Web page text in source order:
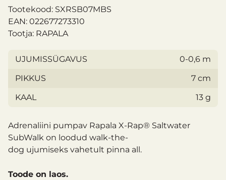
Tootekood: SXRSB07MBS
EAN: 022677273310
Tootja: RAPALA
UJUMISSÜGAVUS
0-0,6 m
PIKKUS
7 cm
KAAL
13 g
Adrenaliini pumpav Rapala X-Rap® Saltwater
SubWalk on loodud walk-the-
dog ujumiseks vahetult pinna all.
Toode on laos.